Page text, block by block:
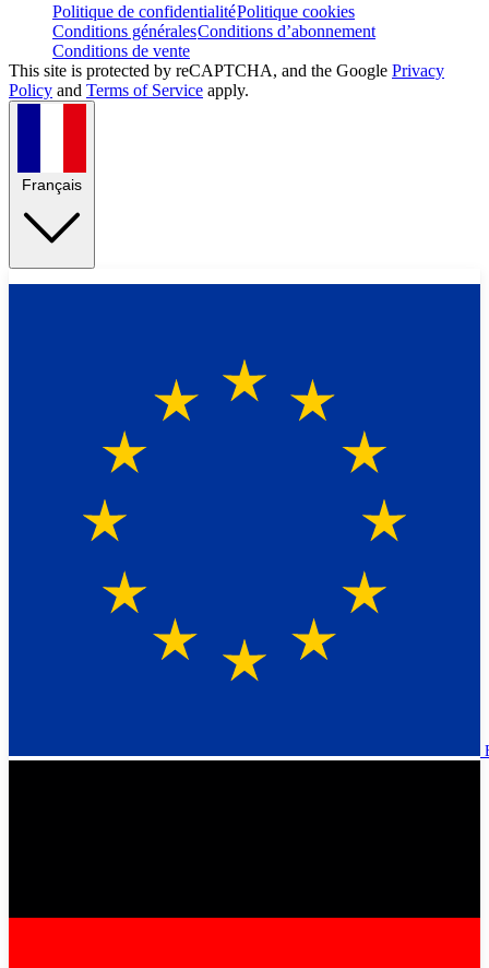
Politique de confidentialitéPolitique cookies
Conditions généralesConditions d’abonnement
Conditions de vente
This site is protected by reCAPTCHA, and the Google Privacy
Policy and Terms of Service apply.
Français